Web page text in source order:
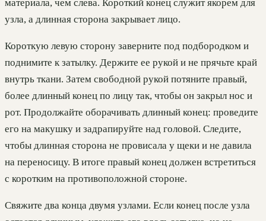
материала, чем слева. Короткий конец служит якорем для
узла, а длинная сторона закрывает лицо.
Короткую левую сторону заверните под подбородком и
поднимите к затылку. Держите ее рукой и не прячьте край
внутрь ткани. Затем свободной рукой потяните правый,
более длинный конец по лицу так, чтобы он закрыл нос и
рот. Продолжайте оборачивать длинный конец: проведите
его на макушку и задрапируйте над головой. Следите,
чтобы длинная сторона не провисала у щеки и не давила
на переносицу. В итоге правый конец должен встретиться
с коротким на противоположной стороне.
Свяжите два конца двумя узлами. Если конец после узла